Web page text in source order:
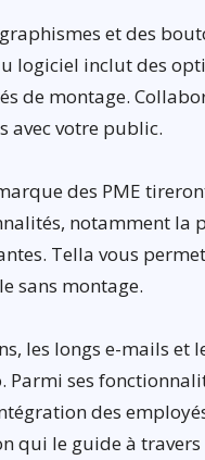
et des
logiciel inclut des
de montage.
avec votre public.
des PME
notamment la
Tella vous
sans montage.
les longs e-mails
ses
des
qui le guide à